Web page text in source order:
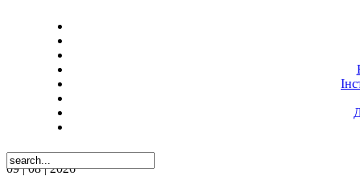
09 | 08 | 2026